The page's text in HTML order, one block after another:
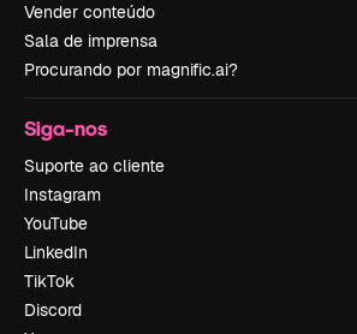
Vender conteúdo
Sala de imprensa
Procurando por magnific.ai?
Siga-nos
Suporte ao cliente
Instagram
YouTube
LinkedIn
TikTok
Discord